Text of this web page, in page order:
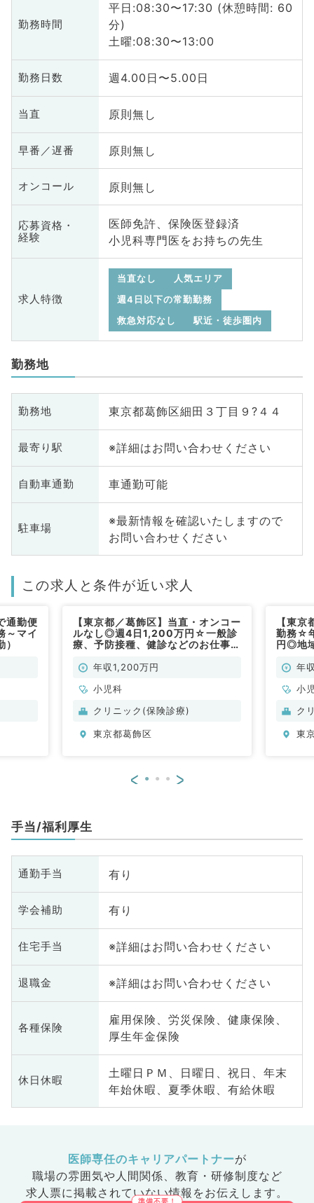
勤務時間
平日:08:30〜17:30 (休憩時間: 60
分)
土曜:08:30〜13:00
勤務日数 週4.00日〜5.00日
当直 原則無し
早番／遅番 原則無し
オンコール 原則無し
応募資格・
経験
医師免許、保険医登録済
小児科専門医をお持ちの先生
求人特徴
当直なし
人気エリア
週4日以下の常勤勤務
救急対応なし
駅近・徒歩圏内
勤務地
勤務地 東京都葛飾区細田３丁目９?４４
最寄り駅 ※詳細はお問い合わせください
自動車通勤 車通勤可能
駐車場
※最新情報を確認いたしますので
お問い合わせください
この求人と条件が近い求人
通勤便
～マイ
【東京都／葛飾区】当直・オンコー
ルなし◎週4日1,200万円☆一般診
療、予防接種、健診などのお仕事で
年収1,200万円
小児科
クリニック(保険診療)
東京都葛飾区
【東
勤務☆
円◎地
常勤）
年
小
ク
東
< >
手当/福利厚生
通勤手当 有り
学会補助 有り
住宅手当 ※詳細はお問い合わせください
退職金 ※詳細はお問い合わせください
各種保険
雇用保険、労災保険、健康保険、
厚生年金保険
休日休暇
土曜日ＰＭ、日曜日、祝日、年末
年始休暇、夏季休暇、有給休暇
医師専任のキャリアパートナーが
職場の雰囲気や人間関係、 教育・研修制度など
求人票に掲載されていない情報をお伝えします。